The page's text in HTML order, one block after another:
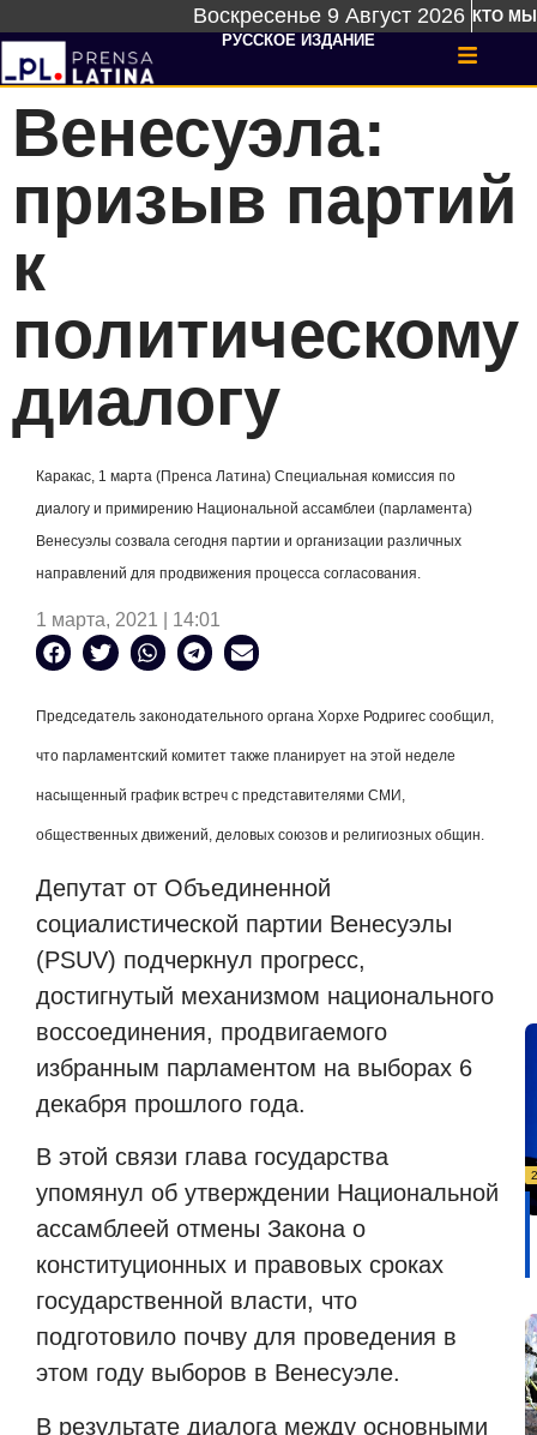
Воскресенье 9 Август 2026 КТО МЫ
РУССКОЕ ИЗДАНИЕ
Венесуэла:
призыв партий
к
политическому
диалогу
Каракас, 1 марта (Пренса Латина) Специальная комиссия по
диалогу и примирению Национальной ассамблеи (парламента)
Венесуэлы созвала сегодня партии и организации различных
направлений для продвижения процесса согласования.
1 марта, 2021 | 14:01
Председатель законодательного органа Хорхе Родригес сообщил,
что парламентский комитет также планирует на этой неделе
насыщенный график встреч с представителями СМИ,
общественных движений, деловых союзов и религиозных общин.
Депутат от Объединенной
социалистической партии Венесуэлы
(PSUV) подчеркнул прогресс,
достигнутый механизмом национального
воссоединения, продвигаемого
избранным парламентом на выборах 6
декабря прошлого года.
В этой связи глава государства
упомянул об утверждении Национальной
ассамблеей отмены Закона о
конституционных и правовых сроках
государственной власти, что
подготовило почву для проведения в
этом году выборов в Венесуэле.
В результате диалога между основными